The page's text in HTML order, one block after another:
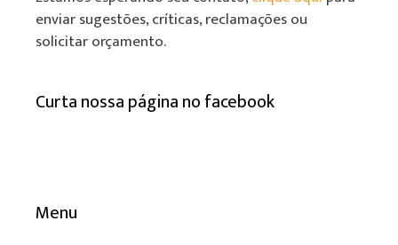
enviar sugestões, críticas, reclamações ou
solicitar orçamento.
Curta nossa página no facebook
Menu